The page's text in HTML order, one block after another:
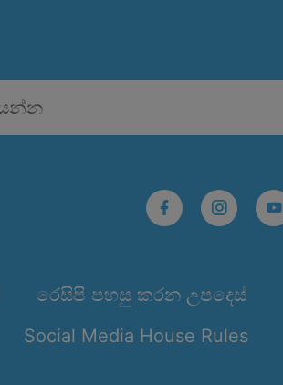
රෙසිපි පහසු කරන උපදෙස්
Social Media House Rules